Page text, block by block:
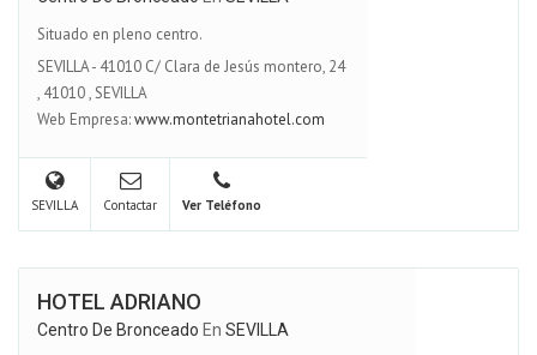
Situado en pleno centro.
SEVILLA - 41010 C/ Clara de Jesús montero, 24
, 41010,SEVILLA
Web Empresa:www.montetrianahotel.com
SEVILLA Contactar Ver Teléfono
HOTEL ADRIANO
Centro De Bronceado En SEVILLA